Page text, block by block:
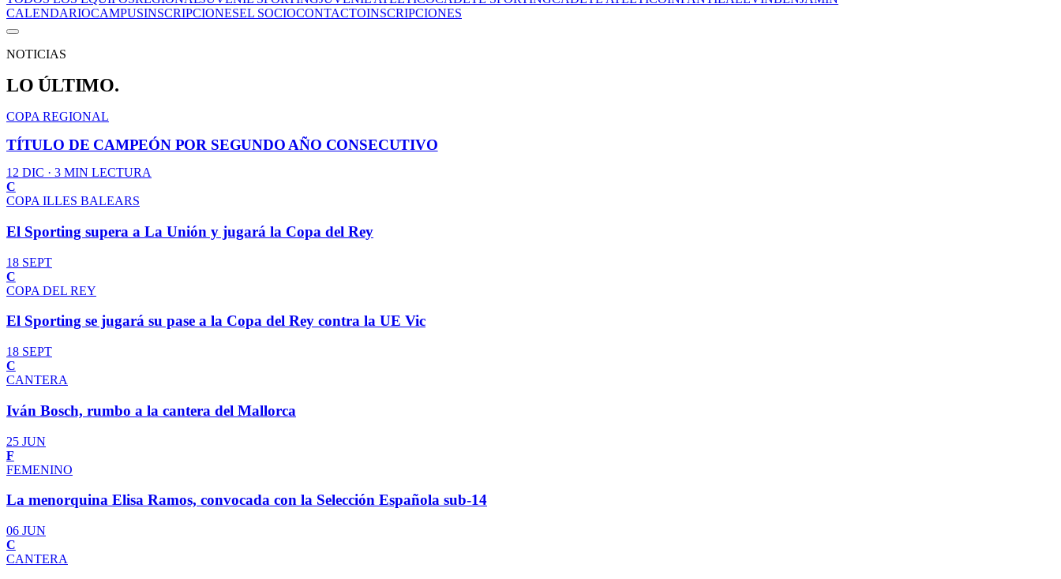
CALENDARIOCAMPUSINSCRIPCIONESEL SOCIOCONTACTOINSCRIPCIONES
NOTICIAS
LO ÚLTIMO.
COPA REGIONAL
TÍTULO DE CAMPEÓN POR SEGUNDO AÑO CONSECUTIVO
12 DIC · 3 MIN LECTURA
C
COPA ILLES BALEARS
El Sporting supera a La Unión y jugará la Copa del Rey
18 SEPT
C
COPA DEL REY
El Sporting se jugará su pase a la Copa del Rey contra la UE Vic
18 SEPT
C
CANTERA
Iván Bosch, rumbo a la cantera del Mallorca
25 JUN
F
FEMENINO
La menorquina Elisa Ramos, convocada con la Selección Española sub-14
06 JUN
C
CANTERA